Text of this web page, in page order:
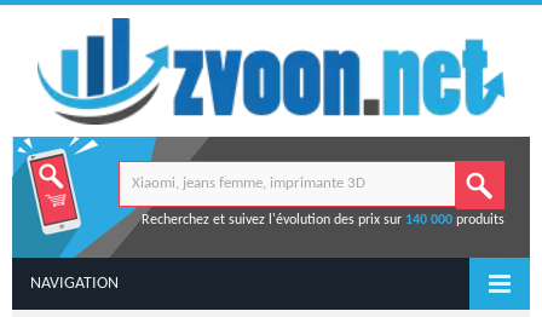
Recherchez et suivez l'évolution des prix sur 140 000produits
NAVIGATION